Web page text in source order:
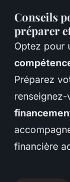
Conseils
préparer
Optez pour
Préparez
financière